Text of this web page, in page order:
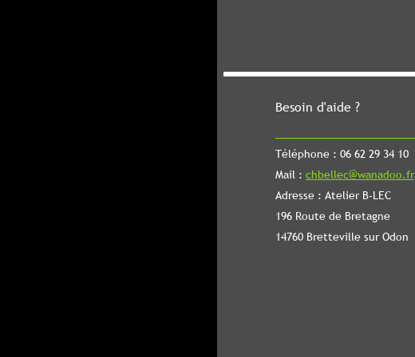
Besoin d'aide ?
Téléphone : 06 62 29 34 10
Mail : chbellec@wanadoo.fr
Adresse : Atelier B-LEC
196 Route de Bretagne
14760 Bretteville sur Odon